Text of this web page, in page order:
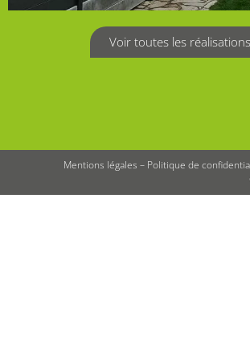
Voir toutes les réalisations
Mentions légales – Politique de